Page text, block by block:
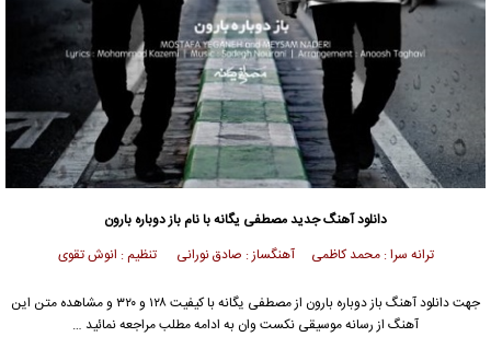
دانلود آهنگ جدیدمصطفی یگانهبا نام باز دوباره بارون
ترانه سرا : محمد کاظمی آهنگساز : صادق نورانی تنظیم : انوش تقوی
جهت دانلود آهنگ باز دوباره بارون ازمصطفی یگانه
با کیفیت ۱۲۸ و ۳۲۰ و مشاهده متن این
آهنگ از رسانه موسیقی نکست وان به ادامه مطلب مراجعه نمائید …